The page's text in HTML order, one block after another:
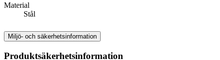
Material
Stål
Miljö- och säkerhetsinformation
Produktsäkerhetsinformation